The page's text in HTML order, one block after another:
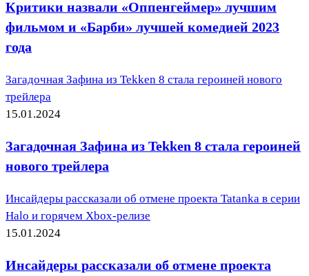
Критики назвали «Оппенгеймер» лучшим
фильмом и «Барби» лучшей комедией 2023
года
Загадочная Зафина из Tekken 8 стала героиней нового
трейлера
15.01.2024
Загадочная Зафина из Tekken 8 стала героиней
нового трейлера
Инсайдеры рассказали об отмене проекта Tatanka в серии
Halo и горячем Xbox-релизе
15.01.2024
Инсайдеры рассказали об отмене проекта